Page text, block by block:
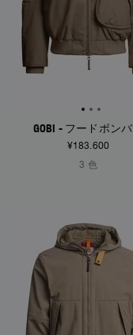
メンズ 水着
パーカージャケット
Parka
Heidi Sevestre
Jason Roberts
Hege Giske
GOBI - フードボン
¥183.600
3 色
NEW ARRIVALS